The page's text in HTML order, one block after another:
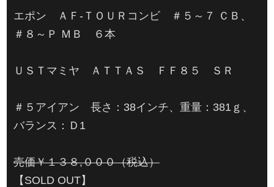
エポン ＡＦ-ＴＯＵＲコンビ ＃５～７ ＣＢ、
＃８～Ｐ ＭＢ ６本
ＵＳＴマミヤ ＡＴＴＡＳ ＦＦ８５ ＳＲ
＃５アイアン 長さ：38インチ、重量：381ｇ、
バランス：Ｄ1
売価￥１３８,０００（税込）
【SOLD OUT】